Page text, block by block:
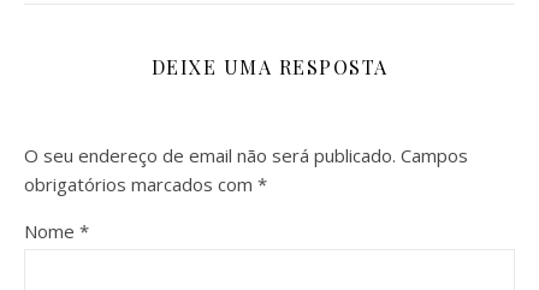
DEIXE UMA RESPOSTA
O seu endereço de email não será publicado. Campos
obrigatórios marcados com *
Nome *